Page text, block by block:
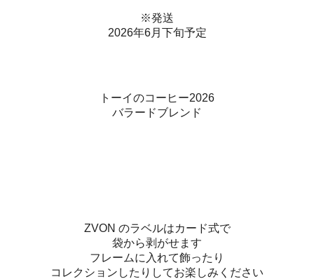
※発送
2026年6月下旬予定
トーイのコーヒー2026
バラードブレンド
ZVON のラベルはカード式で
袋から剥がせます
フレームに入れて飾ったり
コレクションしたりしてお楽しみください